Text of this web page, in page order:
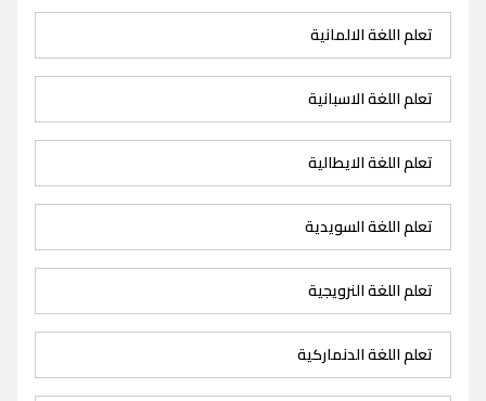
تعلم اللغة الالمانية
تعلم اللغة الاسبانية
تعلم اللغة الايطالية
تعلم اللغة السويدية
تعلم اللغة النرويجية
تعلم اللغة الدنماركية